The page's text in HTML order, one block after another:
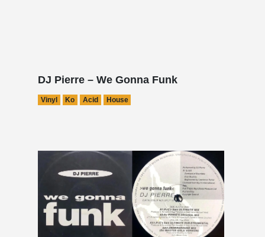
DJ Pierre – We Gonna Funk
Vinyl Ko Acid House